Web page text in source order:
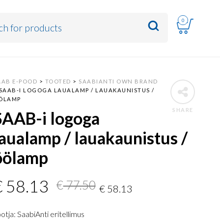
0
SHARE
E-POOD > TOOTED > SAABIANTI OWN BRAND
I LOGOGA LAUALAMP / LAUAKAUNISTUS /
i logoga
/ lauakaunistus /
€77.50 Algne
58.13
Current
€58.13
SaabiAnti eritellimus